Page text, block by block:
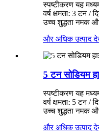
स्पष्टीकरण यह
वर्ष क्षमता: 3 टन /
उच्च शुद्धता नमक
और अधिक उत्पाद
5 टन सोडियम
स्पष्टीकरण यह
वर्ष क्षमता: 5 टन /
उच्च शुद्धता नमक
और अधिक उत्पाद